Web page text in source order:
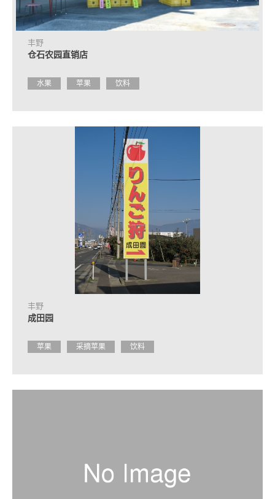
丰野
仓石农园直销店
水果 苹果 饮料
丰野
成田园
苹果 采摘苹果 饮料